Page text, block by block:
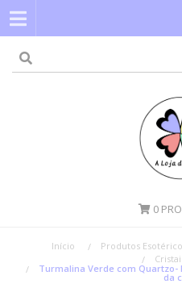
0
Início Produtos
Turmalina Verde com Quartzo-
da